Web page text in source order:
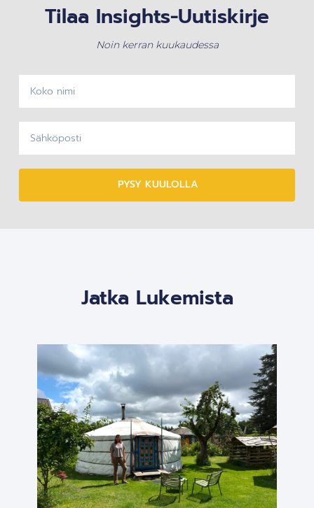
Tilaa Insights-Uutiskirje
Noin kerran kuukaudessa
PYSY KUULOLLA
Jatka Lukemista